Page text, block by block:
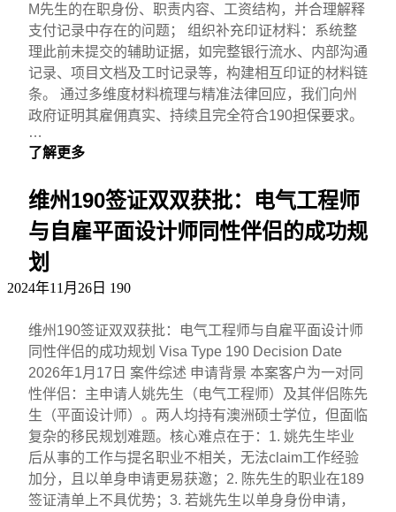
M先生的在职身份、职责内容、工资结构，并合理解释
支付记录中存在的问题； 组织补充印证材料：系统整
理此前未提交的辅助证据，如完整银行流水、内部沟通
记录、项目文档及工时记录等，构建相互印证的材料链
条。 通过多维度材料梳理与精准法律回应，我们向州
政府证明其雇佣真实、持续且完全符合190担保要求。
…
了解更多
维州190签证双双获批：电气工程师
与自雇平面设计师同性伴侣的成功规
划
2024年11月26日 190
维州190签证双双获批：电气工程师与自雇平面设计师
同性伴侣的成功规划 Visa Type 190 Decision Date
2026年1月17日 案件综述 申请背景 本案客户为一对同
性伴侣：主申请人姚先生（电气工程师）及其伴侣陈先
生（平面设计师）。两人均持有澳洲硕士学位，但面临
复杂的移民规划难题。核心难点在于：1. 姚先生毕业
后从事的工作与提名职业不相关，无法claim工作经验
加分，且以单身申请更易获邀；2. 陈先生的职业在189
签证清单上不具优势；3. 若姚先生以单身身份申请，